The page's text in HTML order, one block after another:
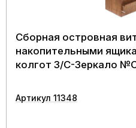
Сборная островная
накопительными
колгот З/C-Зеркало
Артикул 11348